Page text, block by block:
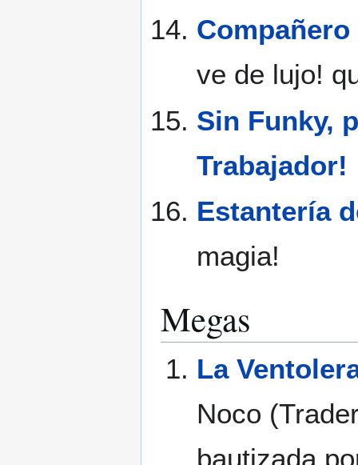
ve de lujo!
Sin Funky,
Trabajador!
Estantería
magia!
Megas
La
Noco
bautizada